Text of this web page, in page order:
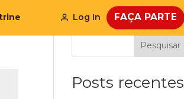
Log In FAÇA PARTE
Pesquisar
Posts recentes